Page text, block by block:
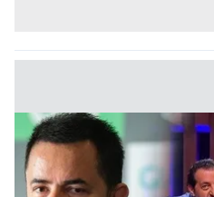
vasıtasıyla belirleyebilirsiniz.
6698 sayılı Kişisel Verilerin
hazırlanmış Aydınlatma
ilgili mevzuata uygun olarak